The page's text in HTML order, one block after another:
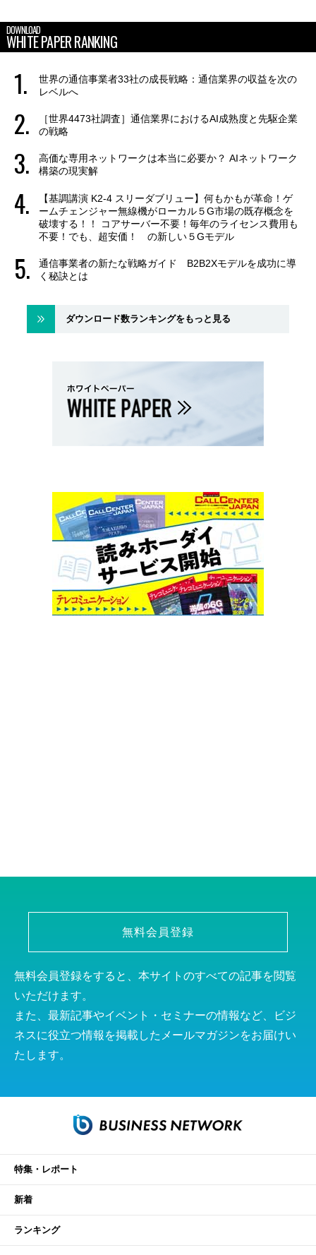
DOWNLOAD
WHITE PAPER RANKING
世界の通信事業者33社の成長戦略：通信業界の収益を次の
レベルへ
［世界4473社調査］通信業界におけるAI成熟度と先駆企業
の戦略
高価な専用ネットワークは本当に必要か？ AIネットワーク
構築の現実解
【基調講演 K2-4 スリーダブリュー】何もかもが革命！ゲ
ームチェンジャー無線機がローカル５G市場の既存概念を
破壊する！！ コアサーバー不要！毎年のライセンス費用も
不要！でも、超安価！ の新しい５Gモデル
通信事業者の新たな戦略ガイド B2B2Xモデルを成功に導
く秘訣とは
ダウンロード数ランキングをもっと見る
無料会員登録
無料会員登録をすると、本サイトのすべての記事を閲覧
いただけます。
また、最新記事やイベント・セミナーの情報など、ビジ
ネスに役立つ情報を掲載したメールマガジンをお届けい
たします。
特集・レポート
新着
ランキング